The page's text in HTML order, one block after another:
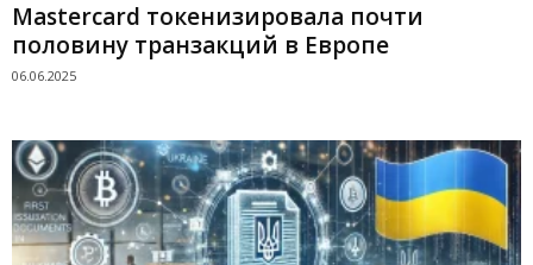
Mastercard токенизировала почти
половину транзакций в Европе
06.06.2025